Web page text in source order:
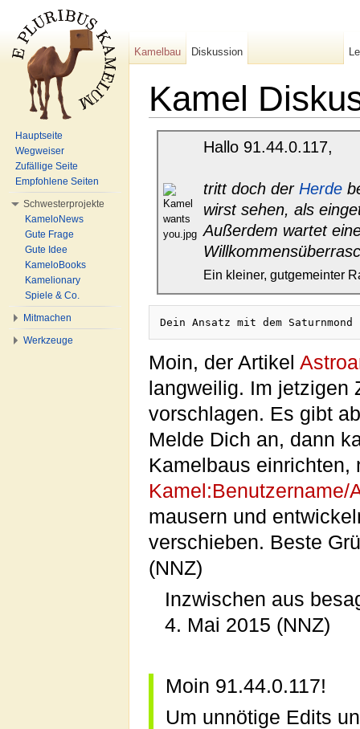
Kamel
Hallo 91.44.0.117,
tritt doch der Herde
wirst sehen, als
Außerdem wartet
Ein kleiner, gutgemeinter
Dein Ansatz mit dem
Moin, der Artikel
langweilig. Im jetzigen
vorschlagen. Es gibt
Melde Dich an, dann
Kamelbaus einrichten,
Kamel:Benutzername/
mausern und
verschieben. Beste
(NNZ)
Inzwischen aus
4. Mai 2015 (NNZ)
Moin 91.44.0.117!
Um unnötige Edits
Kamelbau Diskussion
Hauptseite
Wegweiser
Zufällige Seite
Empfohlene Seiten
Schwesterprojekte
KameloNews
Gute Frage
Gute Idee
KameloBooks
Kamelionary
Spiele & Co.
Mitmachen
Werkzeuge